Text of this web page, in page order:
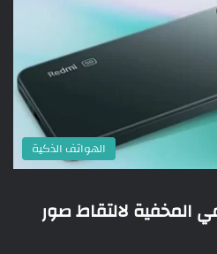
الهواتف الذكية
المخفية لالتقاط صور